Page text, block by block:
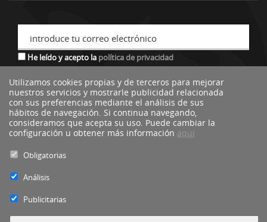
introduce tu correo electrónico
He leído y acepto la política de privacidad
*descuento no acumulable a otras ofertas o promociones.
Utilizamos cookies propias y de terceros para mejorar
nuestros servicios y mostrarle publicidad relacionada
con sus preferencias mediante el análisis de sus
hábitos de navegación. Si continua navegando,
consideramos que acepta su uso. Puede cambiar la
configuración u obtener más información aquí
Obligatorias
Análisis
Publicitarias